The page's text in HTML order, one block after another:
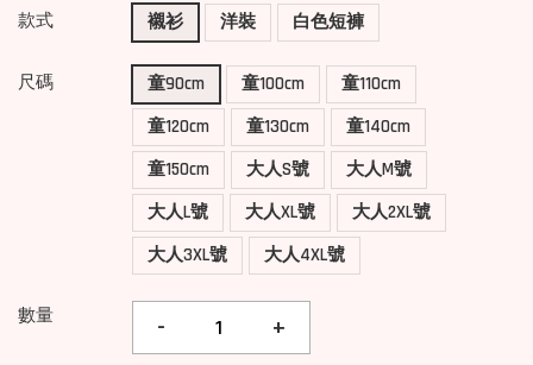
款式 襯衫 洋裝 白色短褲
尺碼 童90cm 童100cm
童110cm
童120cm
童130cm
童140cm
童150cm
大人S號
大人M號
大人L號
大人XL號
大人2XL號
大人3XL號
大人4XL號
數量 - +